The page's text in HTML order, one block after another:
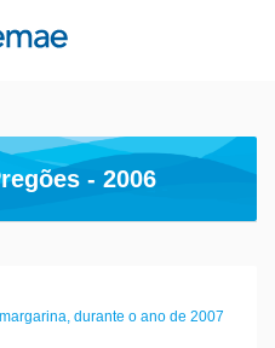
- 2006
durante o ano de 2007